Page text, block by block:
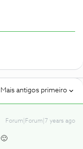
Mais antigos primeiro
Forum|Forum|7 years ago
🙂